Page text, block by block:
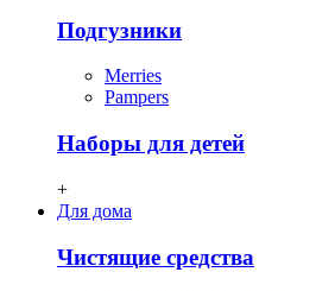
Подгузники
Merries
Pampers
Наборы для детей
+
Для дома
Чистящие средства